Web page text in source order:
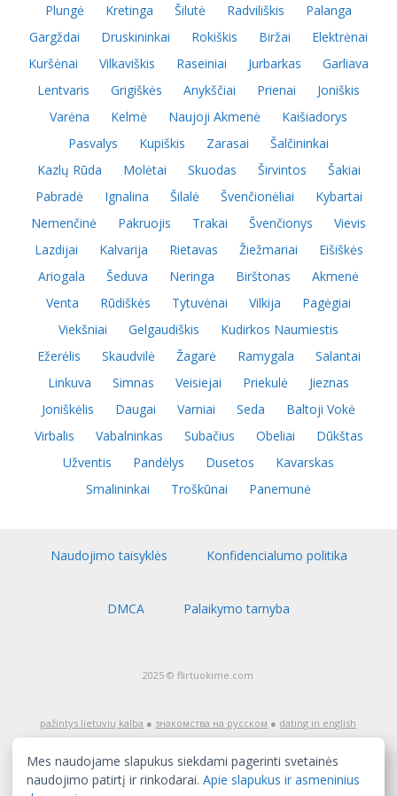
Plungė
Kretinga Šilutė Radviliškis
Palanga
Gargždai
Druskininkai Rokiškis Biržai
Elektrėnai
Kuršėnai
Vilkaviškis Raseiniai Jurbarkas
Garliava
Lentvaris
Grigiškės Anykščiai Prienai
Joniškis
Varėna
Kelmė Naujoji Akmenė
Kaišiadorys
Pasvalys
Kupiškis Zarasai
Šalčininkai
Kazlų Rūda
Molėtai Skuodas Širvintos
Šakiai
Pabradė
Ignalina Šilalė Švenčionėliai
Kybartai
Nemenčinė
Pakruojis Trakai Švenčionys
Vievis
Lazdijai
Kalvarija Rietavas Žiežmariai
Eišiškės
Ariogala
Šeduva Neringa Birštonas
Akmenė
Venta
Rūdiškės Tytuvėnai Vilkija
Pagėgiai
Viekšniai
Gelgaudiškis
Kudirkos Naumiestis
Ežerėlis
Skaudvilė Žagarė Ramygala
Salantai
Linkuva
Simnas Veisiejai Priekulė
Jieznas
Joniškėlis
Daugai Varniai Seda
Baltoji Vokė
Virbalis
Vabalninkas Subačius Obeliai
Dūkštas
Užventis
Pandėlys Dusetos
Kavarskas
Smalininkai
Troškūnai Panemunė
Naudojimo taisyklės Konfidencialumo politika
DMCA Palaikymo tarnyba
2025 © flirtuokime.com
pažintys lietuvių kalba ● знакомства на русском ● dating in english
18 metų amžiaus. Jeigu jūs dar nesate pasiekę pilnametystės,
nedelsiant išeikite iš šio tinklapio! Tinklapio turinys, įskaitant tai, ką
skelbia užregistruoti naudotojai, yra skirtas tik pažintims, ir jį gali
sudaryti erotinio pobūdžio medžiaga. Tinklapis nėra atsakingas už
Mes naudojame slapukus siekdami pagerinti svetainės
naudojimo patirtį ir rinkodarai. Apie slapukus ir asmeninius